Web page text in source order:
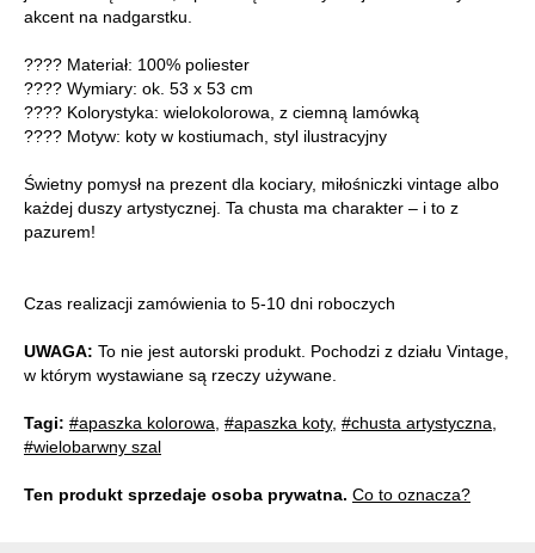
akcent na nadgarstku.
???? Materiał: 100% poliester
???? Wymiary: ok. 53 x 53 cm
???? Kolorystyka: wielokolorowa, z ciemną lamówką
???? Motyw: koty w kostiumach, styl ilustracyjny
Świetny pomysł na prezent dla kociary, miłośniczki vintage albo
każdej duszy artystycznej. Ta chusta ma charakter – i to z
pazurem!
Czas realizacji zamówienia to 5-10 dni roboczych
UWAGA: To nie jest autorski produkt. Pochodzi z działu Vintage,
w którym wystawiane są rzeczy używane.
Tagi: #apaszka kolorowa #apaszka koty, #chusta artystyczna
#wielobarwny szal
Ten produkt sprzedaje osoba prywatna. Co to oznacza?